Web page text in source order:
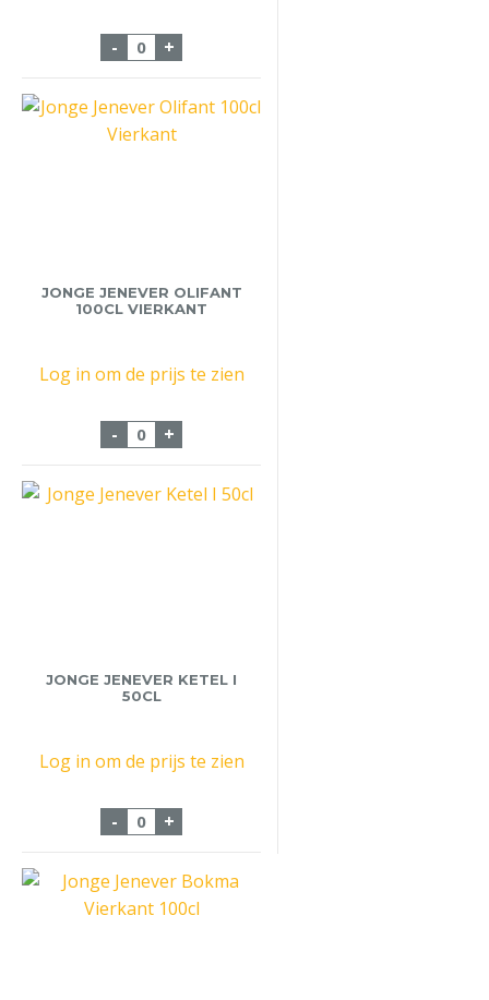
- Bols Pornstar Martini 70cl aantal
+
JONGE JENEVER OLIFANT
100CL VIERKANT
Log in om de prijs te zien
- Jonge Jenever Olifant 100cl Vierkant
+
JONGE JENEVER KETEL I
50CL
Log in om de prijs te zien
- Jonge Jenever Ketel I 50cl aantal
+